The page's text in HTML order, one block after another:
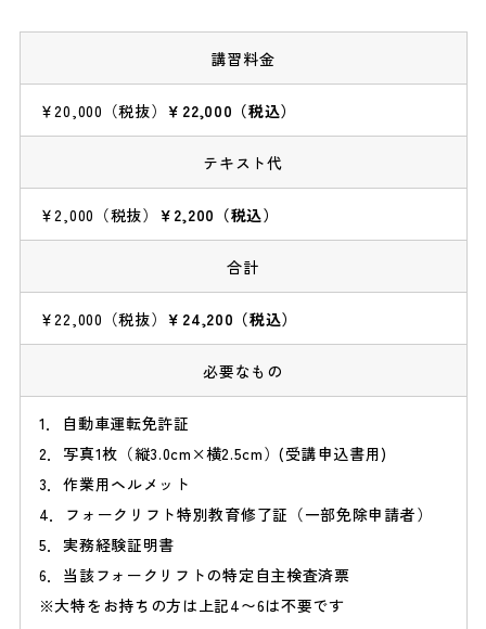
講習料金
￥20,000（税抜） ￥22,000（税込）
テキスト代
￥2,000（税抜） ￥2,200（税込）
合計
￥22,000（税抜） ￥24,200（税込）
必要なもの
自動車運転免許証
写真1枚（縦3.0cm×横2.5cm）(受講申込書用)
作業用ヘルメット
フォークリフト特別教育修了証（一部免除申請者）
実務経験証明書
当該フォークリフトの特定自主検査済票
大特をお持ちの方は上記4〜6は不要です